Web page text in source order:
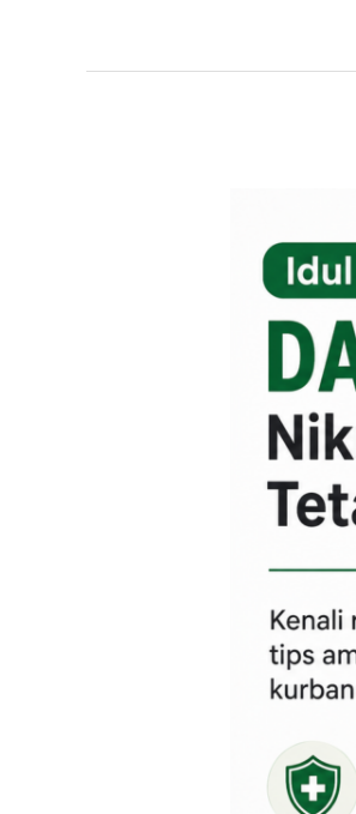
Penyakit:
Tips
Aman
Kurban
untuk
Kesehatan
Keluarga